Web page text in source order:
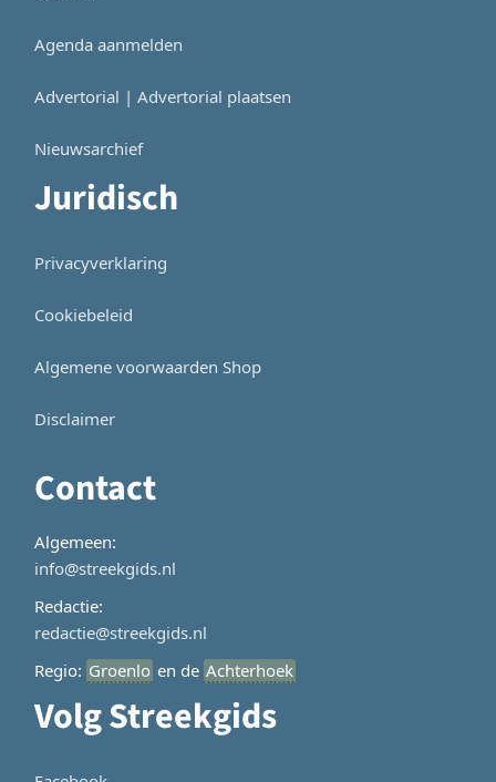
Agenda aanmelden
Advertorial | Advertorial plaatsen
Nieuwsarchief
Juridisch
Privacyverklaring
Cookiebeleid
Algemene voorwaarden Shop
Disclaimer
Contact
Algemeen:
info@streekgids.nl
Redactie:
redactie@streekgids.nl
Regio: Groenlo en de Achterhoek
Volg Streekgids